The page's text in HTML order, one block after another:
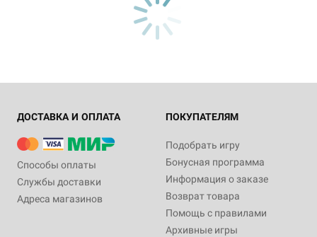
ДОСТАВКА И ОПЛАТА
Способы оплаты
Службы доставки
Адреса магазинов
ПОКУПАТЕЛЯМ
Подобрать игру
Бонусная программа
Информация о заказе
Возврат товара
Помощь с правилами
Архивные игры